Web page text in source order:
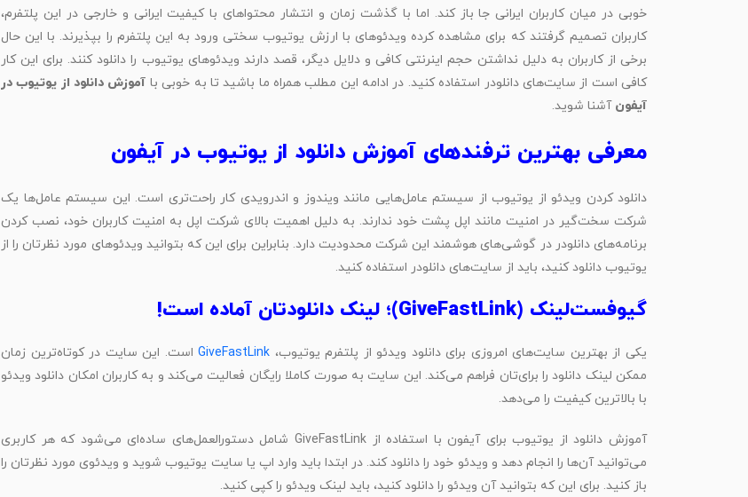
خوبی در میان کاربران ایرانی جا باز کند. اما با گذشت زمان و انتشار محتواهای با کیفیت ایرانی و خارجی در این پلتفرم،
کاربران تصمیم گرفتند که برای مشاهده کرده ویدئوهای با ارزش یوتیوب سختی ورود به این پلتفرم را بپذیرند. با این حال
برخی از کاربران به دلیل نداشتن حجم اینرنتی کافی و دلایل دیگر، قصد دارند ویدئوهای یوتیوب را دانلود کنند. برای این کار
کافی است از سایت‌های دانلودر استفاده کنید. در ادامه این مطلب همراه ما باشید تا به خوبی با آموزش دانلود از یوتیوب در
آیفون آشنا شوید.
معرفی بهترین ترفندهای آموزش دانلود از یوتیوب در آیفون
دانلود کردن ویدئو از یوتیوب از سیستم عامل‌هایی مانند ویندوز و اندرویدی کار راحت‌تری است. این سیستم عامل‌ها یک
شرکت سخت‌گیر در امنیت مانند اپل پشت خود ندارند. به دلیل اهمیت بالای شرکت اپل به امنیت کاربران خود، نصب کردن
برنامه‌های دانلودر در گوشی‌های هوشمند این شرکت محدودیت دارد. بنابراین برای این که بتوانید ویدئوهای مورد نظرتان را از
یوتیوب دانلود کنید، باید از سایت‌های دانلودر استفاده کنید.
گیو‌فست‌لینک (GiveFastLink)؛ لینک‌ دانلودتان آماده است!
یکی از بهترین سایت‌های امروزی برای دانلود ویدئو از پلتفرم یوتیوب، GiveFastLinkاست. این سایت در کوتاه‌ترین زمان
ممکن لینک دانلود را برای‌تان فراهم می‌کند. این سایت به صورت کاملا رایگان فعالیت می‌کند و به کاربران امکان دانلود ویدئو
با بالاترین کیفیت را می‌دهد.
آموزش دانلود از یوتیوب برای آیفون با استفاده از GiveFastLink شامل دستورالعمل‌های ساده‌ای می‌شود که هر کاربری
می‌توانید آن‌ها را انجام دهد و ویدئو خود را دانلود کند. در ابتدا باید وارد اپ یا سایت یوتیوب شوید و ویدئوی مورد نظرتان را
باز کنید. برای این که بتوانید آن ویدئو را دانلود کنید، باید لینک‌ ویدئو را کپی کنید.